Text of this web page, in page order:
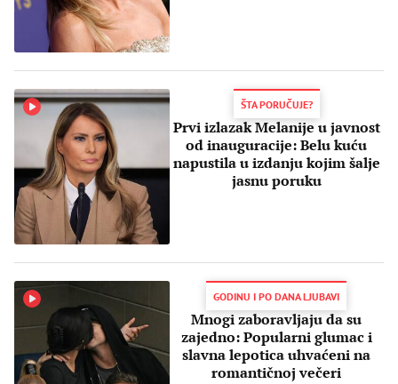
ŠTA PORUČUJE?
Prvi izlazak Melanije u javnost
od inauguracije: Belu kuću
napustila u izdanju kojim šalje
jasnu poruku
GODINU I PO DANA LJUBAVI
Mnogi zaboravljaju da su
zajedno: Popularni glumac i
slavna lepotica uhvaćeni na
romantičnoj večeri